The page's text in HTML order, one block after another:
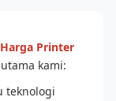
Harga Printer
kami:
teknologi